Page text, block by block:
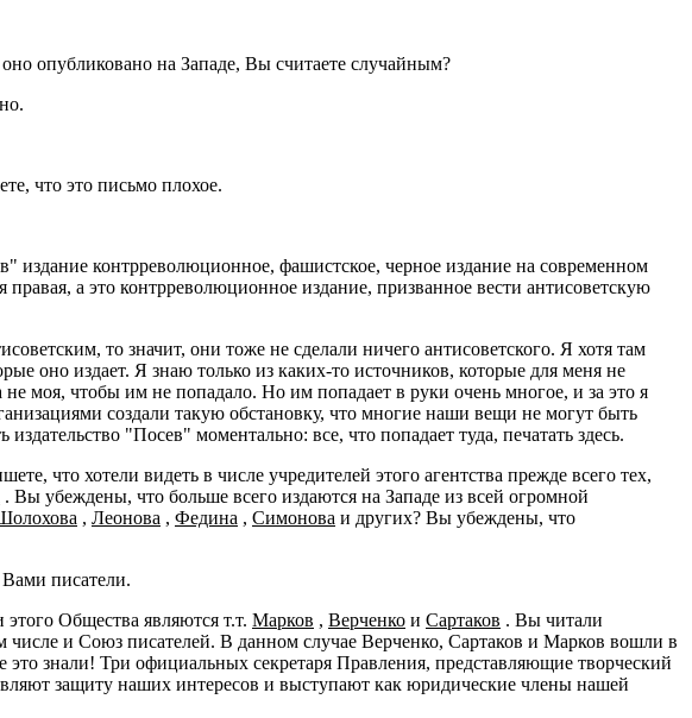
опубликовано на Западе, Вы считаете случайным?
что это письмо плохое.
контрреволюционное, фашистское, черное издание на современном
правая, а это контрреволюционное издание, призванное вести антисоветскую
то значит, они тоже не сделали ничего антисоветского. Я хотя там
оно издает. Я знаю только из каких-то источников, которые для меня не
моя, чтобы им не попадало. Но им попадает в руки очень многое, и за это я
создали такую обстановку, что многие наши вещи не могут быть
"Посев" моментально: все, что попадает туда, печатать здесь.
что хотели видеть в числе учредителей этого агентства прежде всего тех,
. Вы убеждены, что больше всего издаются на Западе из всей огромной
, Леонова , Федина , Симонова и других? Вы убеждены, что
писатели.
Общества являются т.т. Марков , Верченко и Сартаков . Вы читали
числе и Союз писателей. В данном случае Верченко, Сартаков и Марков вошли в
знали! Три официальных секретаря Правления, представляющие творческий
защиту наших интересов и выступают как юридические члены нашей